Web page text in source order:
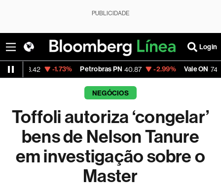
PUBLICIDADE
Login
-1.73% Petrobras PN 40.87 -2.99% Vale ON 74.97 -
NEGÓCIOS
Toffoli autoriza ‘congelar’
bens de Nelson Tanure
em investigação sobre o
Master